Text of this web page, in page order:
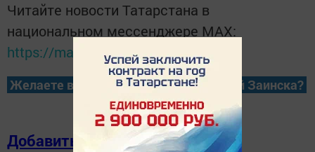
Читайте новости Татарстана в
национальном мессенджере MАХ:
https://max.ru/tatmedia
Желаете всегда быть в курсе новостей Заинска?
Добавить в избранное